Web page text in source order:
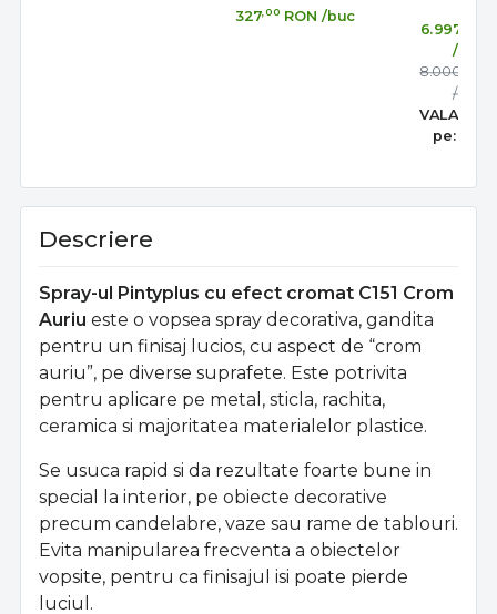
327,00 RON /buc
6.997
/buc
8.000
/buc
VALABIL
pe:
Descriere
Spray-ul Pintyplus cu efect cromat C151 Crom
Auriu este o vopsea spray decorativa, gandita
pentru un finisaj lucios, cu aspect de “crom
auriu”, pe diverse suprafete. Este potrivita
pentru aplicare pe metal, sticla, rachita,
ceramica si majoritatea materialelor plastice.
Se usuca rapid si da rezultate foarte bune in
special la interior, pe obiecte decorative
precum candelabre, vaze sau rame de tablouri.
Evita manipularea frecventa a obiectelor
vopsite, pentru ca finisajul isi poate pierde
luciul.